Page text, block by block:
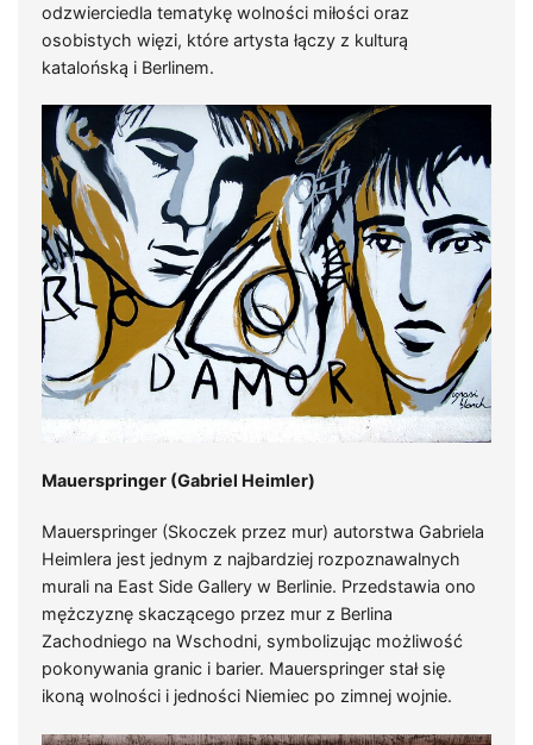
odzwierciedla tematykę wolności miłości oraz
osobistych więzi, które artysta łączy z kulturą
katalońską i Berlinem.
Mauerspringer (Gabriel Heimler)
Mauerspringer (Skoczek przez mur) autorstwa Gabriela
Heimlera jest jednym z najbardziej rozpoznawalnych
murali na East Side Gallery w Berlinie. Przedstawia ono
mężczyznę skaczącego przez mur z Berlina
Zachodniego na Wschodni, symbolizując możliwość
pokonywania granic i barier. Mauerspringer stał się
ikoną wolności i jedności Niemiec po zimnej wojnie.